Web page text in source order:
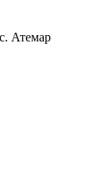
Атемар